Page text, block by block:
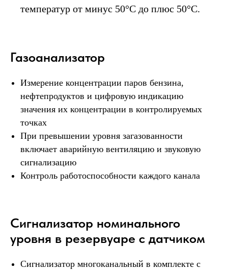
температур от минус 50°С до плюс 50°С.
Газоанализатор
Измерение концентрации паров бензина,
нефтепродуктов и цифровую индикацию
значения их концентрации в контролируемых
точках
При превышении уровня загазованности
включает аварийную вентиляцию и звуковую
сигнализацию
Контроль работоспособности каждого канала
Сигнализатор номинального
уровня в резервуаре с датчиком
Сигнализатор многоканальный в комплекте с